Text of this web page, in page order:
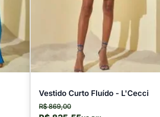
Vestido Curto Fluído - L'Cecci
R$ 869,00